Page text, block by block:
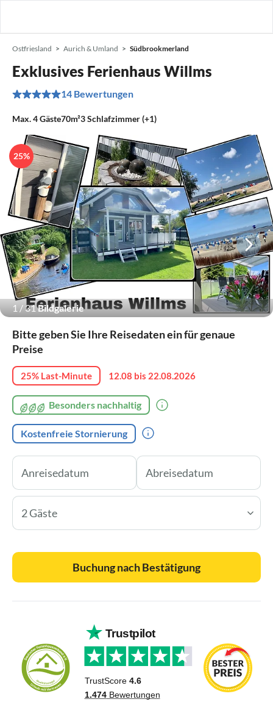
Ostfriesland Aurich & Umland Südbrookmerland
Exklusives Ferienhaus Willms
14 Bewertungen
Max.4Gäste70m²3Schlafzimmer (+1)
1 / 31 Bildgalerie
25%
Bitte geben Sie Ihre Reisedaten ein für genaue
Preise
25% Last-Minute 12.08 bis 22.08.2026
Besonders nachhaltig
Kostenfreie Stornierung
2 Gäste
Buchung nach Bestätigung